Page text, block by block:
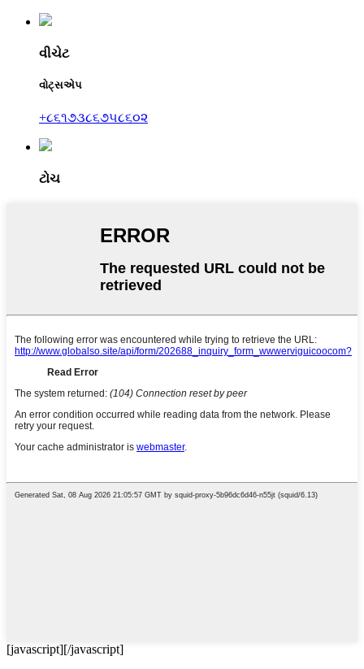
વીચેટ
વોટ્સએપ
+૮૬૧૭૩૮૬૭૫૮૬૦૨
ટોચ
[javascript][/javascript]